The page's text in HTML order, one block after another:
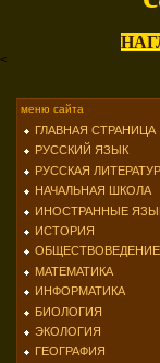
<
меню сайта
ГЛАВНАЯ СТРАНИЦА
РУССКИЙ ЯЗЫК
РУССКАЯ
НАЧАЛЬНАЯ ШКОЛА
ИНОСТРАННЫЕ
ИСТОРИЯ
ОБЩЕСТВОВЕДЕНИЕ
МАТЕМАТИКА
ИНФОРМАТИКА
БИОЛОГИЯ
ЭКОЛОГИЯ
ГЕОГРАФИЯ